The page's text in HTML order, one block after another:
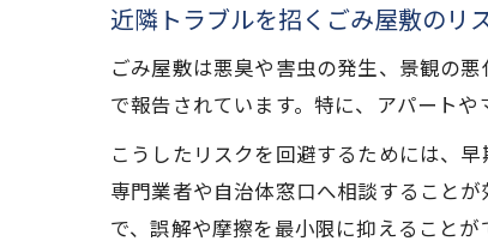
近隣トラブルを招くごみ屋敷のリ
ごみ屋敷は悪臭や害虫の発生、景観の
で報告されています。特に、アパート
こうしたリスクを回避するためには、
専門業者や自治体窓口へ相談すること
で、誤解や摩擦を最小限に抑えることが